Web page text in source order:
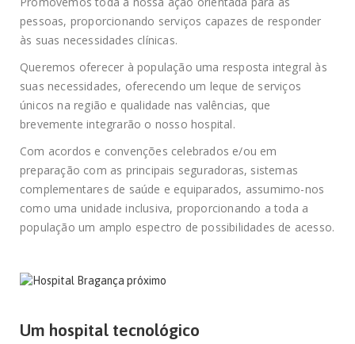
pessoas, proporcionando serviços capazes de responder
às suas necessidades clínicas.
Queremos oferecer à população uma resposta integral às
suas necessidades, oferecendo um leque de serviços
únicos na região e qualidade nas valências, que
brevemente integrarão o nosso hospital.
Com acordos e convenções celebrados e/ou em
preparação com as principais seguradoras, sistemas
complementares de saúde e equiparados, assumimo-nos
como uma unidade inclusiva, proporcionando a toda a
população um amplo espectro de possibilidades de acesso.
Um hospital tecnológico